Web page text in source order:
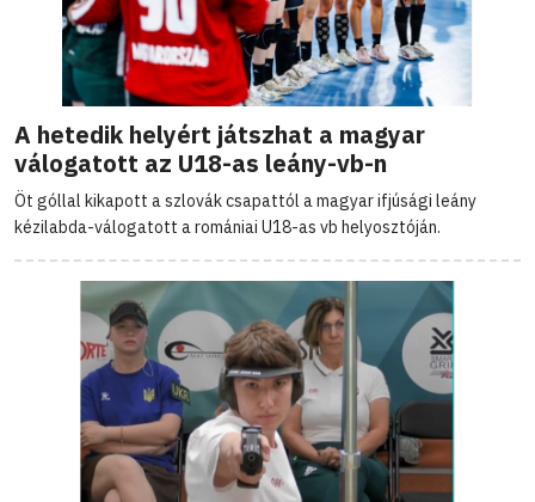
A hetedik helyért játszhat a magyar
válogatott az U18-as leány-vb-n
Öt góllal kikapott a szlovák csapattól a magyar ifjúsági leány
kézilabda-válogatott a romániai U18-as vb helyosztóján.